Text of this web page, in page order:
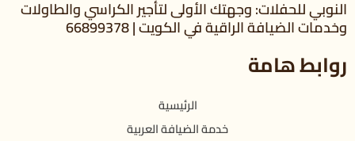
النوبي للحفلات: وجهتك الأولى لتأجير الكراسي والطاولات
وخدمات الضيافة الراقية في الكويت | 66899378
روابط هامة
الرئيسية
خدمة الضيافة العربية